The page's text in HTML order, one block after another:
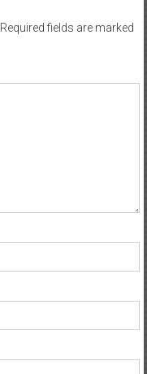
Required fields are marked